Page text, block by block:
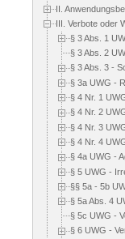
II.
III. Verbote oder
§ 3 Abs. 1
§ 3 Abs. 2
§ 3 Abs. 3 -
§ 3a UWG -
§ 4 Nr. 1
§ 4 Nr. 2
§ 4 Nr. 3
§ 4 Nr. 4
§ 4a UWG -
§ 5 UWG -
§§ 5a - 5b
§ 5a Abs. 4
§ 5c UWG -
§ 6 UWG -